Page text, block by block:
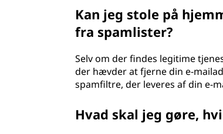
Kan jeg stole på
fra spamlister?
Selv om der findes legitime
der hævder at fjerne din e-
spamfiltre, der leveres af din e-
Hvad skal jeg gøre,